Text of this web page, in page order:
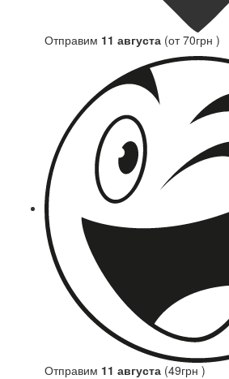
Отправим 11 августа (от 70грн )
Отправим 11 августа (49грн )